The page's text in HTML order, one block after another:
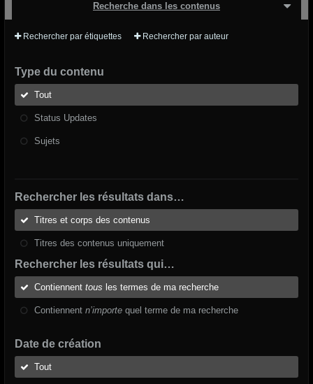
Recherche dans les contenus
Rechercher par étiquettes Rechercher par auteur
Type du contenu
Tout
Status Updates
Sujets
Rechercher les résultats dans…
Titres et corps des contenus
Titres des contenus uniquement
Rechercher les résultats qui…
Contiennent tous les termes de ma recherche
Contiennent n’importe quel terme de ma recherche
Date de création
Tout